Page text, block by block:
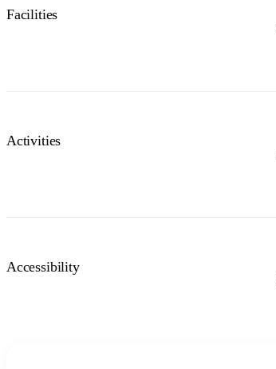
Facilities
Activities
Accessibility